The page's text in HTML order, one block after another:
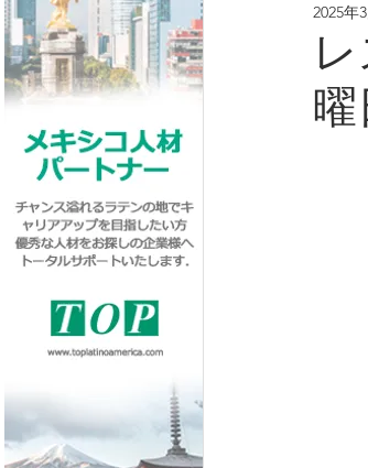
メキシコ最新ニ
求人・メキシコ
2025年